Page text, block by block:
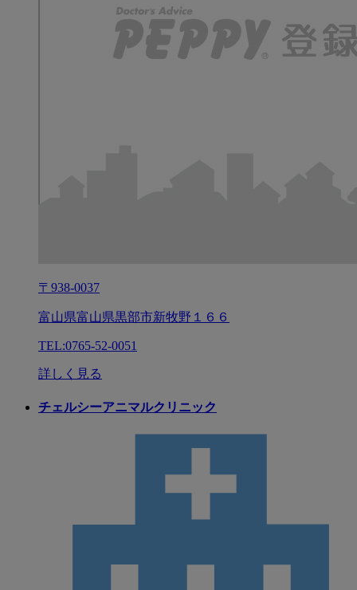
〒938-0037
富山県富山県黒部市新牧野１６６
TEL:0765-52-0051
詳しく見る
チェルシーアニマルクリニック